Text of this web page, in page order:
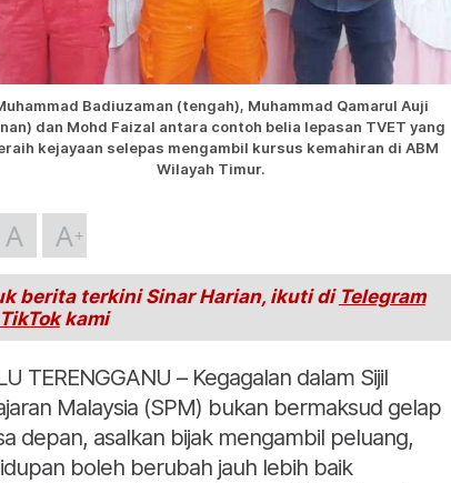
Badiuzaman (tengah), Muhammad Qamarul Auji
dan Mohd Faizal antara contoh belia lepasan TVET yang
kejayaan selepas mengambil kursus kemahiran di ABM
Wilayah Timur.
A A
berita terkini Sinar Harian, ikuti di Telegram
TikTokkami
TERENGGANU – Kegagalan dalam Sijil
Malaysia (SPM) bukan bermaksud gelap
depan, asalkan bijak mengambil peluang,
boleh berubah jauh lebih baik